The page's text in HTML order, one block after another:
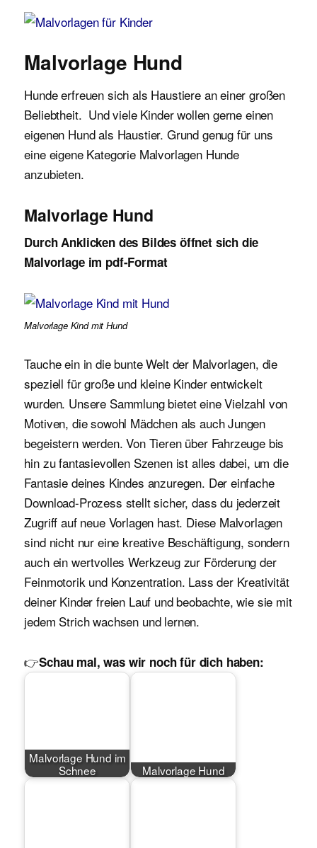
Malvorlagen für Kinder
Malvorlage Hund
Hunde erfreuen sich als Haustiere an einer großen
Beliebtheit. Und viele Kinder wollen gerne einen
eigenen Hund als Haustier. Grund genug für uns
eine eigene Kategorie Malvorlagen Hunde
anzubieten.
Malvorlage Hund
Durch Anklicken des Bildes öffnet sich die
Malvorlage im pdf-Format
Malvorlage Kind mit Hund
Tauche ein in die bunte Welt der Malvorlagen, die
speziell für große und kleine Kinder entwickelt
wurden. Unsere Sammlung bietet eine Vielzahl von
Motiven, die sowohl Mädchen als auch Jungen
begeistern werden. Von Tieren über Fahrzeuge bis
hin zu fantasievollen Szenen ist alles dabei, um die
Fantasie deines Kindes anzuregen. Der einfache
Download-Prozess stellt sicher, dass du jederzeit
Zugriff auf neue Vorlagen hast. Diese Malvorlagen
sind nicht nur eine kreative Beschäftigung, sondern
auch ein wertvolles Werkzeug zur Förderung der
Feinmotorik und Konzentration. Lass der Kreativität
deiner Kinder freien Lauf und beobachte, wie sie mit
jedem Strich wachsen und lernen.
👉Schau mal, was wir noch für dich haben:
Malvorlage Hund im
Schnee
Malvorlage Hund